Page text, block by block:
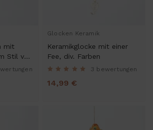
mit
Stil von
Glocken Keramik
Keramikglocke mit einer
Fee, div. Farben
3 bewertungen
14,99 €